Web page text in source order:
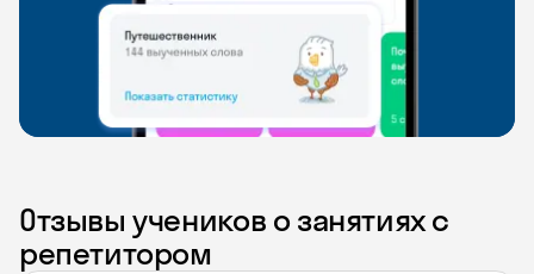
Отзывы учеников о занятиях с
репетитором